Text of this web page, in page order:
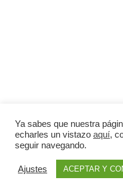
Ya sabes que nuestra
echarles un vistazo aquí,
seguir navegando.
Ajustes ACEPTAR Y